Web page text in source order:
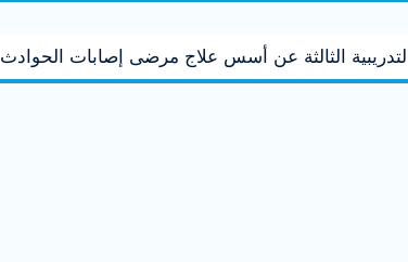
الثالثة عن أسس علاج مرضى إصابات الحوادث